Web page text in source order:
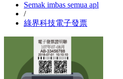
Semak imbas semua apl
/
綠界科技電子發票